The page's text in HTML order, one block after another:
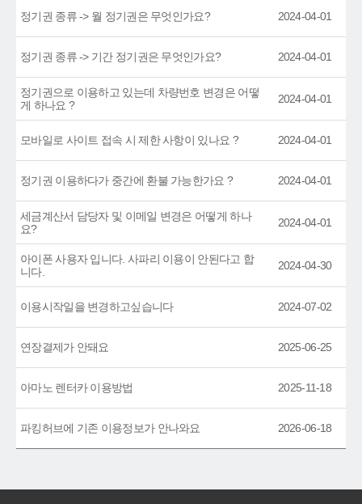
정기권 종류 -> 월 정기권은 무엇인가요? 2024-04-01
정기권 종류 -> 기간 정기권은 무엇인가요? 2024-04-01
정기권으로 이용하고 있는데 차량번호 변경은 어떻
게 하나요 ?
2024-04-01
모바일로 사이트 접속 시 제한 사항이 있나요 ? 2024-04-01
정기권 이용하다가 중간에 환불 가능한가요 ? 2024-04-01
세금계산서 담당자 및 이메일 변경은 어떻게 하나
요?
2024-04-01
아이폰 사용자 입니다. 사파리 이용이 안된다고 합
니다.
2024-04-30
이용시작일을 변경하고싶습니다 2024-07-02
연장결제가 안돼요 2025-06-25
아마노 렌터카 이용방법 2025-11-18
파킹허브에 기존 이용정보가 안나와요 2026-06-18